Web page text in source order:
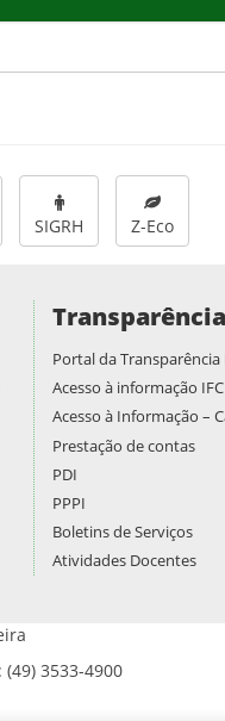
SIGRH Z-Eco
Transparência
Portal da Transparência
Acesso à informação IFC
Acesso à Informação –
Prestação de contas
PDI
PPPI
Boletins de Serviços
Atividades Docentes
3533-4900